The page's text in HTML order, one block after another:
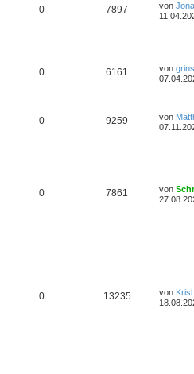
0 7897 von
0 6161 von
0 9259 von
0 7861 von
0 13235 von